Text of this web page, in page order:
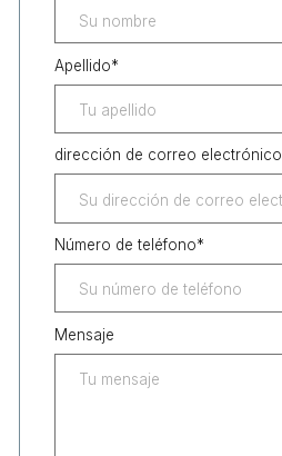
Apellido*
dirección de correo electrónico
Número de teléfono*
Mensaje